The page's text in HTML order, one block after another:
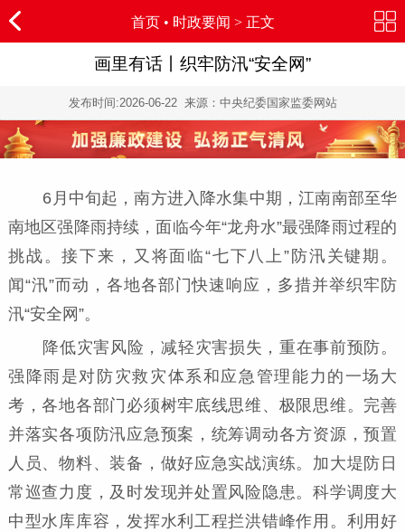
首页• 时政要闻 > 正文
画里有话丨织牢防汛“安全网”
发布时间:2026-06-22来源：中央纪委国家监委网站
6月中旬起，南方进入降水集中期，江南南部至华
南地区强降雨持续，面临今年“龙舟水”最强降雨过程的
挑战。接下来，又将面临“七下八上”防汛关键期。
闻“汛”而动，各地各部门快速响应，多措并举织牢防
汛“安全网”。
降低灾害风险，减轻灾害损失，重在事前预防。
强降雨是对防灾救灾体系和应急管理能力的一场大
考，各地各部门必须树牢底线思维、极限思维。完善
并落实各项防汛应急预案，统筹调动各方资源，预置
人员、物料、装备，做好应急实战演练。加大堤防日
常巡查力度，及时发现并处置风险隐患。科学调度大
中型水库库容，发挥水利工程拦洪错峰作用。利用好